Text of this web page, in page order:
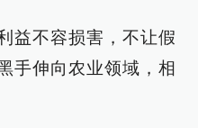
益不容损害，不让假
手伸向农业领域，相